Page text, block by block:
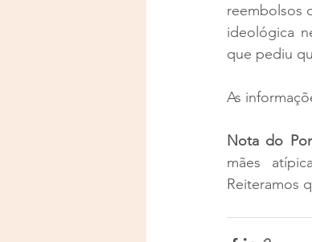
reembolsos
ideológica
que pediu
As
Nota do
mães
Reiteramos